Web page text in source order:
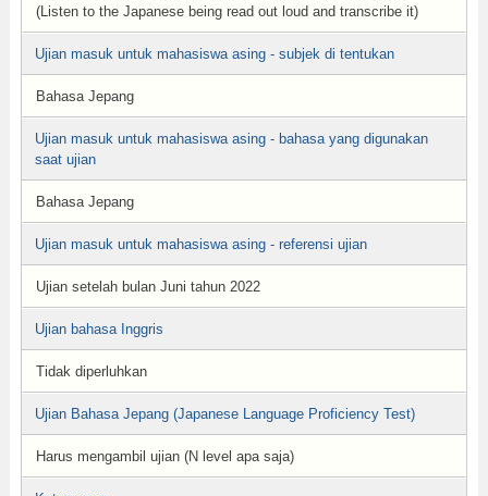
(Listen to the Japanese being read out loud and transcribe it)
Ujian masuk untuk mahasiswa asing - subjek di tentukan
Bahasa Jepang
Ujian masuk untuk mahasiswa asing - bahasa yang digunakan
saat ujian
Bahasa Jepang
Ujian masuk untuk mahasiswa asing - referensi ujian
Ujian setelah bulan Juni tahun 2022
Ujian bahasa Inggris
Tidak diperluhkan
Ujian Bahasa Jepang (Japanese Language Proficiency Test)
Harus mengambil ujian (N level apa saja)